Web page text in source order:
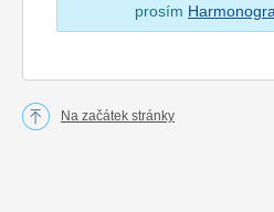
prosím
Na začátek stránky